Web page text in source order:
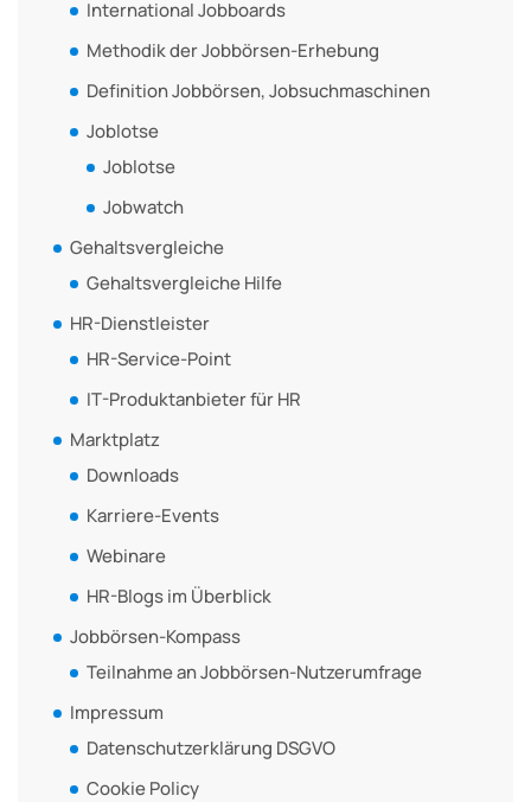
International Jobboards
Methodik der Jobbörsen-Erhebung
Definition Jobbörsen, Jobsuchmaschinen
Joblotse
Joblotse
Jobwatch
Gehaltsvergleiche
Gehaltsvergleiche Hilfe
HR-Dienstleister
HR-Service-Point
IT-Produktanbieter für HR
Marktplatz
Downloads
Karriere-Events
Webinare
HR-Blogs im Überblick
Jobbörsen-Kompass
Teilnahme an Jobbörsen-Nutzerumfrage
Impressum
Datenschutzerklärung DSGVO
Cookie Policy